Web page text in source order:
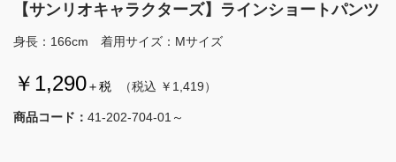
【サンリオキャラクターズ】ラインショートパンツ
身長：166cm 着用サイズ：Mサイズ
￥1,290＋税 （税込 ￥1,419）
商品コード： 41-202-704-01～